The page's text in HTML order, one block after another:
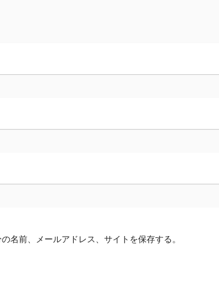
名前、メールアドレス、サイトを保存する。